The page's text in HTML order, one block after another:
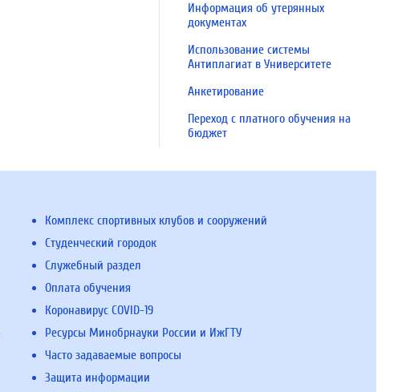
Информация об утерянных
документах
Использование системы
Антиплагиат в Университете
Анкетирование
Переход с платного обучения на
бюджет
Комплекс спортивных клубов и сооружений
Студенческий городок
Служебный раздел
Оплата обучения
Коронавирус COVID-19
Ресурсы Минобрнауки России и ИжГТУ
Часто задаваемые вопросы
Защита информации